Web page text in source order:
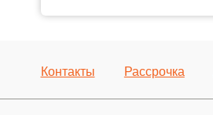
Контакты Рассрочка